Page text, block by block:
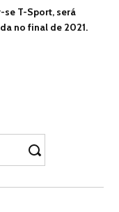
se T-Sport, será
no final de 2021.